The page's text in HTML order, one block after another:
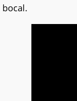
bocal.